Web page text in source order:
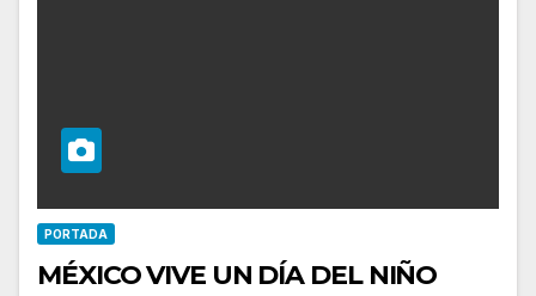
PORTADA
MÉXICO VIVE UN DÍA DEL NIÑO